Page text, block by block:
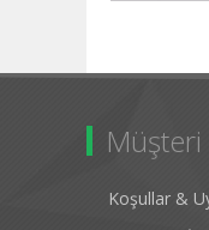
Koşullar &